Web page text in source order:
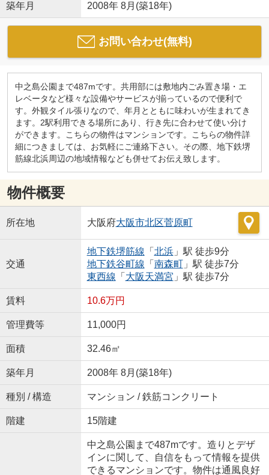
築年月 2008年 8月(築18年)
お問い合わせ(無料)
中之島公園まで487mです。共用部には敷地内ごみ置き場・エ
レベータなど様々な設備やサービスが揃っているので便利で
す。外観タイル張りなので、年月とともに味わいが生まれてき
ます。2駅利用できる場所にあり、行き先に合わせて使い分け
ができます。こちらの物件はマンションです。こちらの物件詳
細につきましては、お気軽にご連絡下さい。その際、地下鉄堺
筋線北浜周辺の地域情報なども併せてお伝え致します。
物件概要
所在地 大阪府大阪市北区菅原町
交通
地下鉄堺筋線 「 北浜」駅 徒歩9分
地下鉄谷町線 「 南森町」駅 徒歩7分
東西線 「 大阪天満宮 」駅 徒歩7分
賃料 10.6万円
管理費等 11,000円
面積 32.46㎡
築年月 2008年 8月(築18年)
種別 / 構造 マンション / 鉄筋コンクリート
階建 15階建
中之島公園まで487mです。造りとデザ
インに関して、自信をもって情報を提供
できるマンションです。物件は通風良好